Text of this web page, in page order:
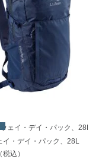
イ・デイ・パック、28L
（税込）